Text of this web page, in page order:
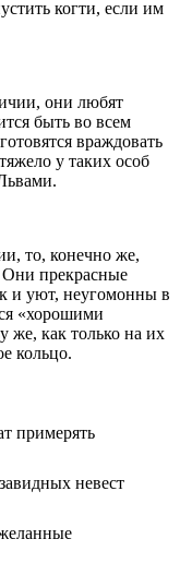
когти, если им
они любят
быть во всем
враждовать
у таких особ
то, конечно же,
Они прекрасные
и уют, неугомонны в
«хорошими
же, как только на их
кольцо.
примерять
невест